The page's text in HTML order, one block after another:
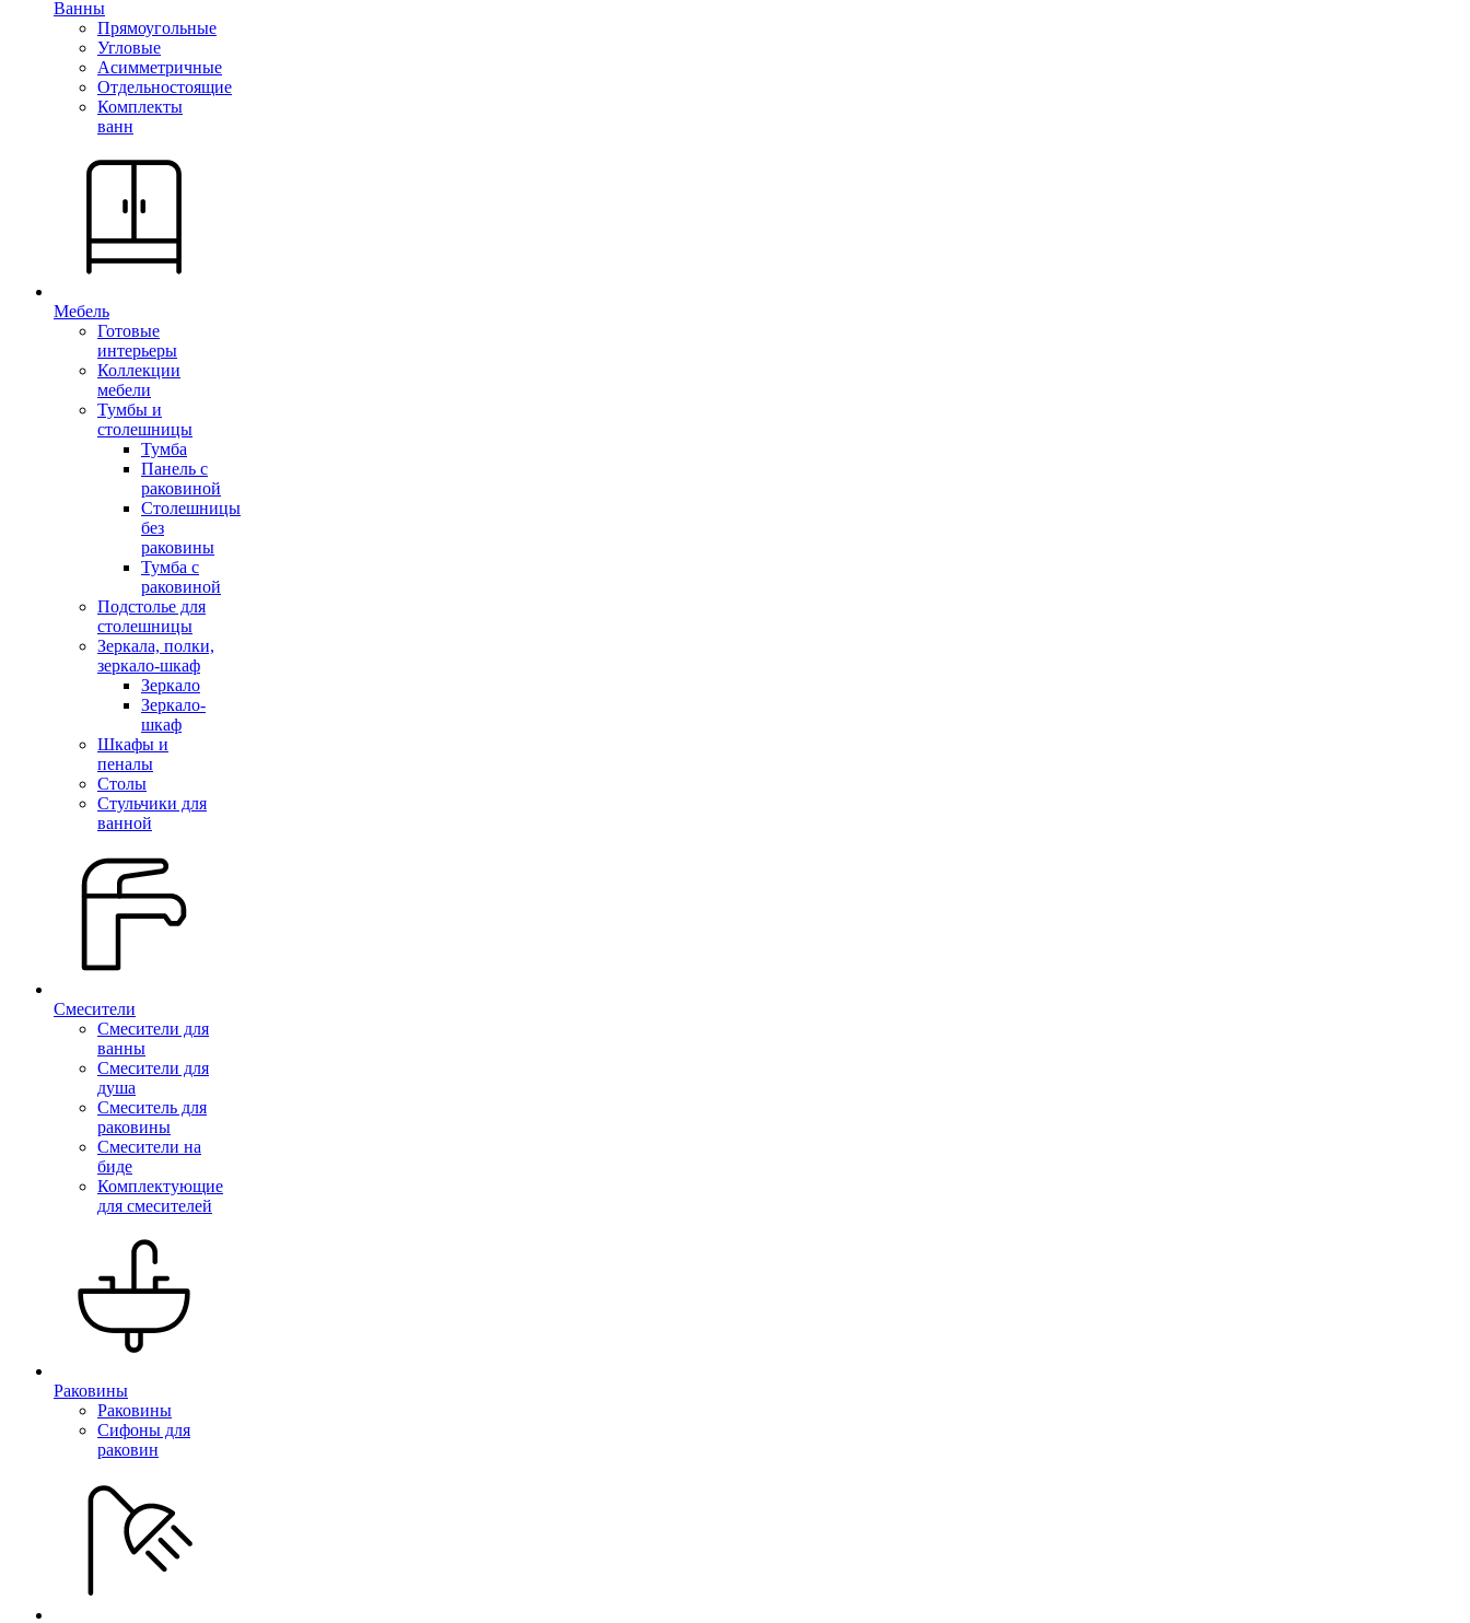
Ванны
Прямоугольные
Угловые
Асимметричные
Отдельностоящие
Комплекты
ванн
Мебель
Готовые
интерьеры
Коллекции
мебели
Тумбы и
столешницы
Тумба
Панель с
раковиной
Столешницы
без
раковины
Тумба с
раковиной
Подстолье для
столешницы
Зеркала, полки,
зеркало-шкаф
Зеркало
Зеркало-
шкаф
Шкафы и
пеналы
Столы
Стульчики для
ванной
Смесители
Смесители для
ванны
Смесители для
душа
Смеситель для
раковины
Смесители на
биде
Комплектующие
для смесителей
Раковины
Раковины
Сифоны для
раковин